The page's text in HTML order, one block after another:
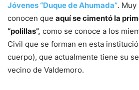
Jóvenes “Duque de Ahumada”.
conocen que aquí se cimentó la
“polillas”, como se conoce a los
Civil que se forman en esta
cuerpo), que actualmente tiene su
vecino de Valdemoro.